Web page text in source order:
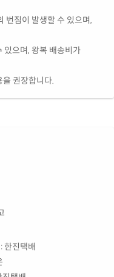
번짐이 발생할 수 있으며,
있으며, 왕복 배송비가
을 권장합니다.
한진택배